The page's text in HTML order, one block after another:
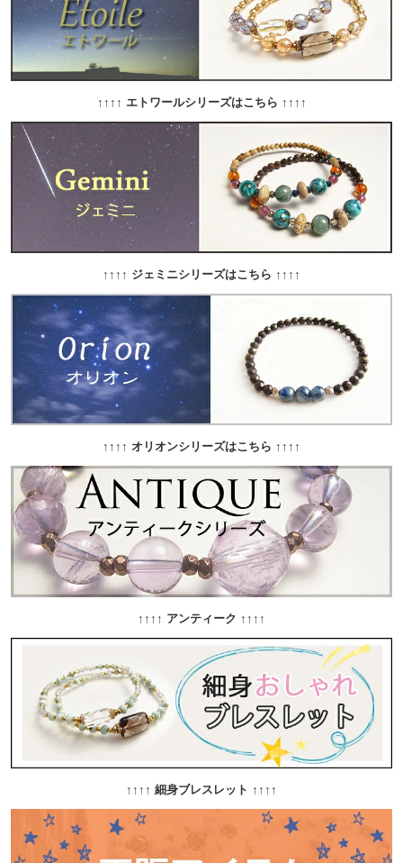
↑↑↑↑ エトワールシリーズはこちら ↑↑↑↑
↑↑↑↑ ジェミニシリーズはこちら ↑↑↑↑
↑↑↑↑ オリオンシリーズはこちら ↑↑↑↑
↑↑↑↑ アンティーク ↑↑↑↑
↑↑↑↑ 細身ブレスレット ↑↑↑↑